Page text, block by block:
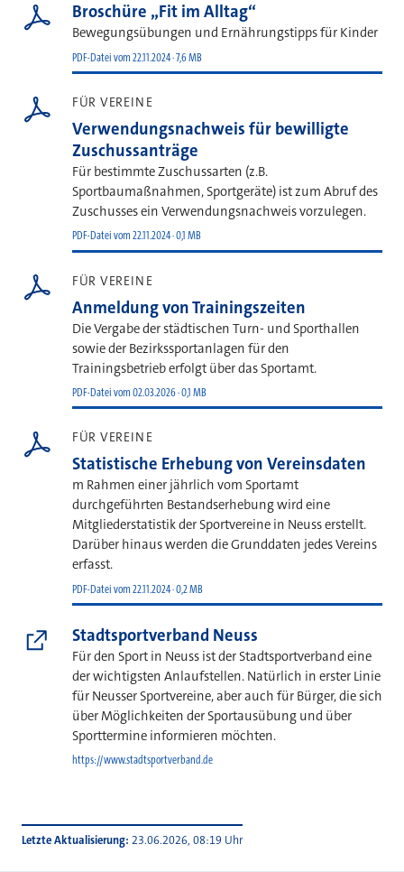
Broschüre „Fit im Alltag“
Bewegungsübungen und Ernährungstipps für Kinder
PDF-Datei vom 22.11.2024 · 7,6 MB
FÜR VEREINE
Verwendungsnachweis für bewilligte
Zuschussanträge
Für bestimmte Zuschussarten (z.B.
Sportbaumaßnahmen, Sportgeräte) ist zum Abruf des
Zuschusses ein Verwendungsnachweis vorzulegen.
PDF-Datei vom 22.11.2024 · 0,1 MB
FÜR VEREINE
Anmeldung von Trainingszeiten
Die Vergabe der städtischen Turn- und Sporthallen
sowie der Bezirkssportanlagen für den
Trainingsbetrieb erfolgt über das Sportamt.
PDF-Datei vom 02.03.2026 · 0,1 MB
FÜR VEREINE
Statistische Erhebung von Vereinsdaten
m Rahmen einer jährlich vom Sportamt
durchgeführten Bestandserhebung wird eine
Mitgliederstatistik der Sportvereine in Neuss erstellt.
Darüber hinaus werden die Grunddaten jedes Vereins
erfasst.
PDF-Datei vom 22.11.2024 · 0,2 MB
Stadtsportverband Neuss
Für den Sport in Neuss ist der Stadtsportverband eine
der wichtigsten Anlaufstellen. Natürlich in erster Linie
für Neusser Sportvereine, aber auch für Bürger, die sich
über Möglichkeiten der Sportausübung und über
Sporttermine informieren möchten.
https://www.stadtsportverband.de
Letzte Aktualisierung 23.06.2026, 08:19 Uhr